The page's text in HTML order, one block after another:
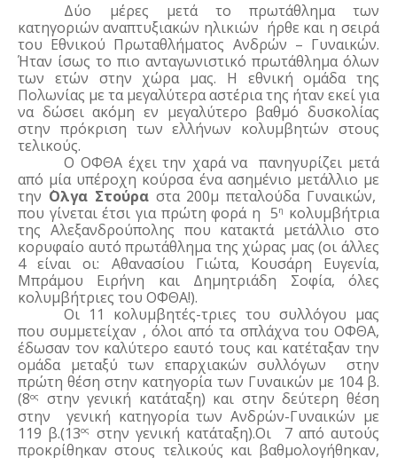
Δύο μέρες μετά το πρωτάθλημα των
κατηγοριών αναπτυξιακών ηλικιών  ήρθε και η σειρά
του Εθνικού Πρωταθλήματος Ανδρών – Γυναικών.
Ήταν ίσως το πιο ανταγωνιστικό πρωτάθλημα όλων
των ετών στην χώρα μας. Η εθνική ομάδα της
Πολωνίας με τα μεγαλύτερα αστέρια της ήταν εκεί για
να δώσει ακόμη εν μεγαλύτερο βαθμό δυσκολίας
στην πρόκριση των ελλήνων κολυμβητών στους
τελικούς.
Ο ΟΦΘΑ έχει την χαρά να  πανηγυρίζει μετά
από μία υπέροχη κούρσα ένα ασημένιο μετάλλιο με
την ΄ Ολγα Στούρα στα 200μ πεταλούδα Γυναικών,
που γίνεται έτσι για πρώτη φορά η  5η
κολυμβήτρια
της Αλεξανδρούπολης που κατακτά μετάλλιο στο
κορυφαίο αυτό πρωτάθλημα της χώρας μας (οι άλλες
4 είναι οι: Αθανασίου Γιώτα, Κουσάρη Ευγενία,
Μπράμου Ειρήνη και Δημητριάδη Σοφία, όλες
κολυμβήτριες του ΟΦΘΑ!).
Οι 11 κολυμβητές-τριες του συλλόγου μας
που συμμετείχαν , όλοι από τα σπλάχνα του ΟΦΘΑ,
έδωσαν τον καλύτερο εαυτό τους και κατέταξαν την
ομάδα μεταξύ των επαρχιακών συλλόγων  στην
πρώτη θέση στην κατηγορία των Γυναικών με 104 β.
(8ος
στην γενική κατάταξη) και στην δεύτερη θέση
στην  γενική κατηγορία των Ανδρών-Γυναικών με
119 β.(13ος
στην γενική κατάταξη).Οι  7 από αυτούς
προκρίθηκαν στους τελικούς και βαθμολογήθηκαν,